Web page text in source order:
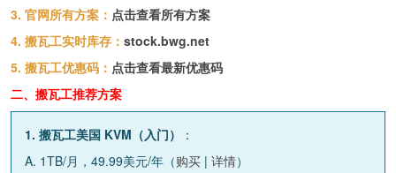
3. 官网所有方案： 点击查看所有方案
4. 搬瓦工实时库存： stock.bwg.net
5. 搬瓦工优惠码： 点击查看最新优惠码
二、搬瓦工推荐方案
1. 搬瓦工美国 KVM（入门）
：
A. 1TB/月，49.99美元/年（购买 | 详情）